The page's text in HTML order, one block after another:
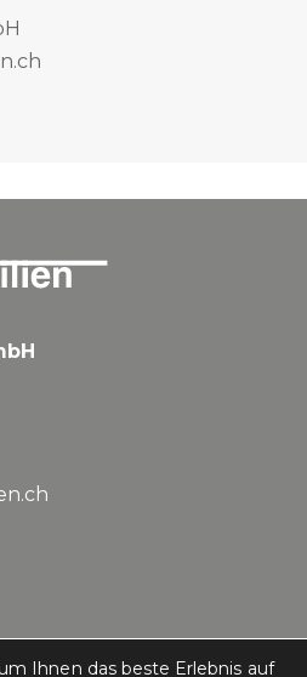
Ihnen das beste Erlebnis auf